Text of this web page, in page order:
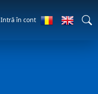
Intră în cont